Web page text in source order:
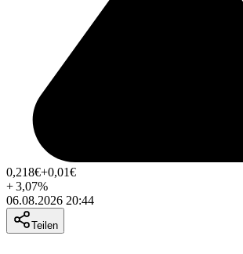
0,218€+0,01€
+3,07%
06.08.2026 20:44
Teilen